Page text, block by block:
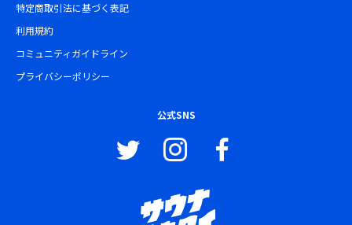
特定商取引法に基づく表記
利用規約
コミュニティガイドライン
プライバシーポリシー
公式SNS